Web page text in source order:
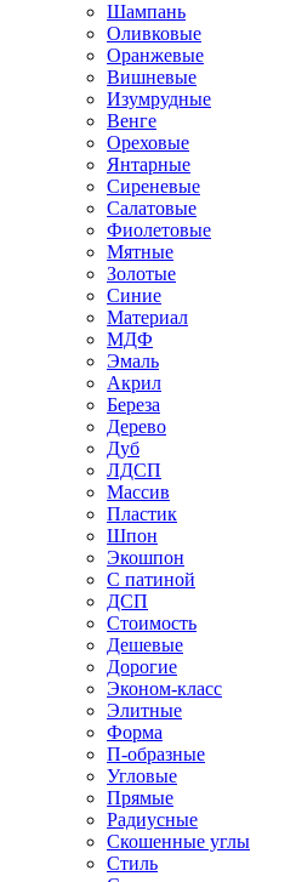
Шампань
Оливковые
Оранжевые
Вишневые
Изумрудные
Венге
Ореховые
Янтарные
Сиреневые
Салатовые
Фиолетовые
Мятные
Золотые
Синие
Материал
МДФ
Эмаль
Акрил
Береза
Дерево
Дуб
ЛДСП
Массив
Пластик
Шпон
Экошпон
С патиной
ДСП
Стоимость
Дешевые
Дорогие
Эконом-класс
Элитные
Форма
П-образные
Угловые
Прямые
Радиусные
Скошенные углы
Стиль